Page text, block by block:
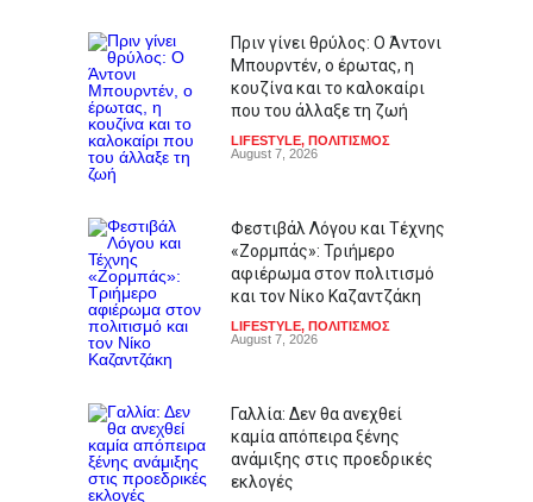
Πριν γίνει θρύλος: Ο Άντονι
Μπουρντέν, ο έρωτας, η
κουζίνα και το καλοκαίρι
που του άλλαξε τη ζωή
LIFESTYLE, ΠΟΛΙΤΙΣΜΟΣ
August 7, 2026
Φεστιβάλ Λόγου και Τέχνης
«Ζορμπάς»: Τριήμερο
αφιέρωμα στον πολιτισμό
και τον Νίκο Καζαντζάκη
LIFESTYLE, ΠΟΛΙΤΙΣΜΟΣ
August 7, 2026
Γαλλία: Δεν θα ανεχθεί
καμία απόπειρα ξένης
ανάμιξης στις προεδρικές
εκλογές